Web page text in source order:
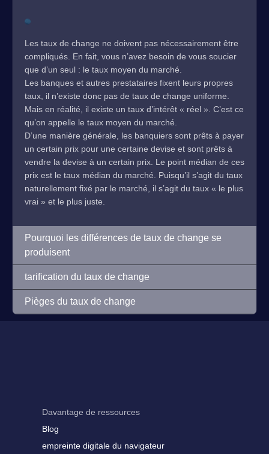
Les taux de change ne doivent pas nécessairement être
compliqués. En fait, vous n’avez besoin de vous soucier
que d’un seul : le taux moyen du marché.
Les banques et autres prestataires fixent leurs propres
taux, il n’existe donc pas de taux de change uniforme.
Mais en réalité, il existe un taux d’intérêt « réel ». C’est ce
qu’on appelle le taux moyen du marché.
D’une manière générale, les banquiers sont prêts à payer
un certain prix pour une certaine devise et sont prêts à
vendre la devise à un certain prix. Le point médian de ces
prix est le taux médian du marché. Puisqu’il s’agit du taux
naturellement fixé par le marché, il s’agit du taux « le plus
vrai » et le plus juste.
Pourquoi les différences de taux de change se
produisent
tarification du taux de change
Pièges du taux de change
Davantage de ressources
Blog
empreinte digitale du navigateur